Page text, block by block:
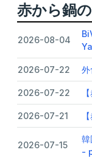
赤から鍋
2026-08-04
2026-07-22 外
2026-07-22
2026-07-21
2026-07-15
韓
-